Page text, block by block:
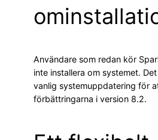
Användare som redan kör
inte installera om systemet.
vanlig systemuppdatering för
förbättringarna i version 8.2.